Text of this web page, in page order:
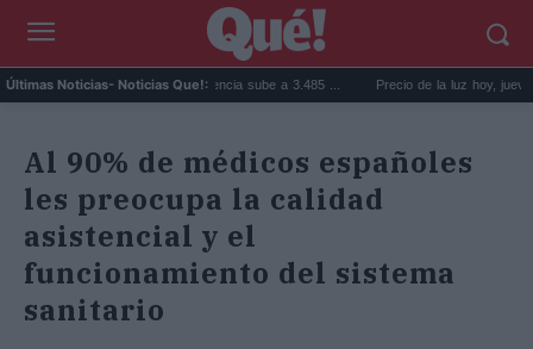
Últimas Noticias- Noticias Que!:
de la vivienda en Valencia sube a 3.485 ... Precio de la luz hoy, jueves 6 de
Al 90% de médicos españoles
les preocupa la calidad
asistencial y el
funcionamiento del sistema
sanitario